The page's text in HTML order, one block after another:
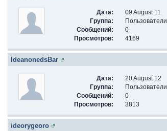
Дата:
09 August 11
Группа:
Пользователи
Сообщений:
0
Просмотров:
4169
IdeanonedsBar
Дата:
20 August 12
Группа:
Пользователи
Сообщений:
0
Просмотров:
3813
ideorygeoro